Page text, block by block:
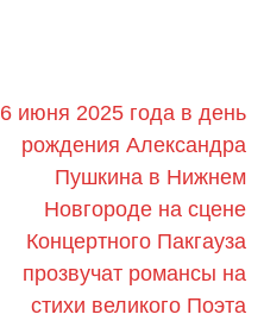
6 июня 2025 года в день
рождения Александра
Пушкина в Нижнем
Новгороде на сцене
Концертного Пакгауза
прозвучат романсы на
стихи великого Поэта